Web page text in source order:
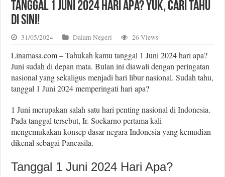
Tanggal 1 Juni 2024 Hari Apa? Yuk, Cari Tahu
di Sini!
31/05/2024 Dalam Negeri 26 Views
Linamasa.com – Tahukah kamu tanggal 1 Juni 2024 hari apa?
Juni sudah di depan mata. Bulan ini diawali dengan peringatan
nasional yang sekaligus menjadi hari libur nasional. Sudah tahu,
tanggal 1 Juni 2024 memperingati hari apa?
1 Juni merupakan salah satu hari penting nasional di Indonesia.
Pada tanggal tersebut, Ir. Soekarno pertama kali
mengemukakan konsep dasar negara Indonesia yang kemudian
dikenal sebagai Pancasila.
Tanggal 1 Juni 2024 Hari Apa?